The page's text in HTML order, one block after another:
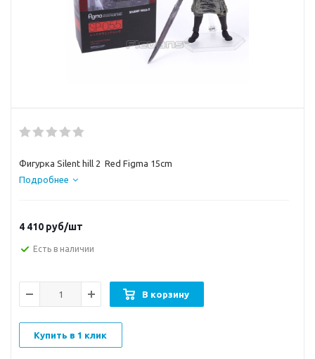
Фигурка Silent hill 2 Red Figma 15cm
Подробнее
4 410 руб/шт
Есть в наличии
В корзину
Купить в 1 клик